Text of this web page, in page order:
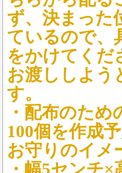
ず、決まった
ているので、
をかけてくだ
お渡ししよう
す。
・配布のため
100個を作成予
お守りのイメ